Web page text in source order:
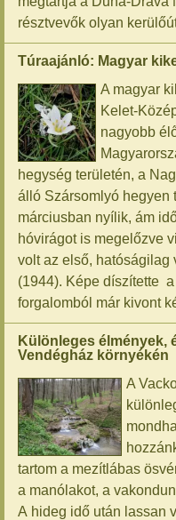
résztvevők olyan
Túraajánló: Magyar
A magyar
Kelet-
nagyobb
hegység területén, a
álló Szársomlyó hegyen
márciusban nyílik, ám
hóvirágot is megelőzve
volt az első, hatóságilag
(1944). Képe díszítette
forgalomból már kivont
Különleges élmények,
Vendégház környékén
A
tartom a mezítlábas
a manólakot, a
A hideg idő után lassan